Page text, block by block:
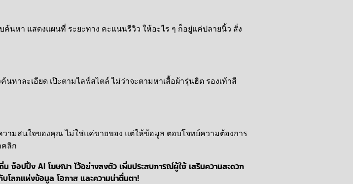
นหา แสดงแผนที่ ระยะทาง คะแนนรีวิว ให้อะไร ๆ ก็อยู่แค่ปลายนิ้ว สั่ง
าละเอียด เป๊ะตามไลฟ์สไตล์ ไม่ว่าจะตามหาเสื้อผ้ารุ่นฮิต รองเท้าสี
ามสนใจของคุณ ไม่ใช่แค่ขายของ แต่ให้ข้อมูล ตอบโจทย์ความต้องการ
ลิก
ช็อปปิ้ง AI โฆษณา ไว้อย่างลงตัว เพิ่มประสบการณ์ผู้ใช้ เสริมความสะดวก
ลกแห่งข้อมูล โอกาส และความน่าตื่นตา!